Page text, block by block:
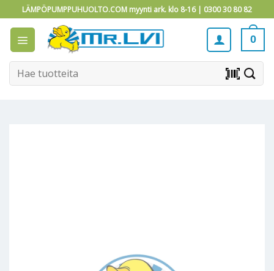
to
content
LÄMPÖPUMPPUHUOLTO.COM myynti ark. klo 8-16 | 0300 30 80 82
0
Etsi: barcode_scanner